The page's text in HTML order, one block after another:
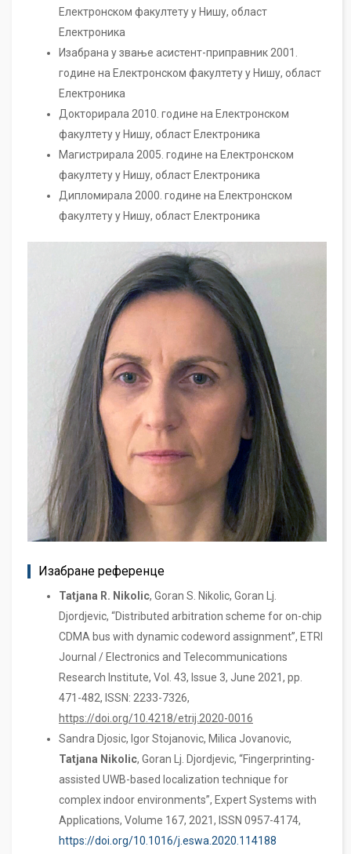
Електронском факултету у Нишу, област
Електроника
Изабрана у звање асистент-приправник 2001.
године на Електронском факултету у Нишу, област
Електроника
Докторирала 2010. године на Електронском
факултету у Нишу, област Електроника
Магистрирала 2005. године на Електронском
факултету у Нишу, област Електроника
Дипломирала 2000. године на Електронском
факултету у Нишу, област Електроника
Изабране референце
Tatjana R. Nikolic, Goran S. Nikolic, Goran Lj.
Djordjevic, “Distributed arbitration scheme for on-chip
CDMA bus with dynamic codeword assignment”, ETRI
Journal / Electronics and Telecommunications
Research Institute, Vol. 43, Issue 3, June 2021, pp.
471-482, ISSN: 2233-7326,
https://doi.org/10.4218/etrij.2020-0016
Sandra Djosic, Igor Stojanovic, Milica Jovanovic,
Tatjana Nikolic, Goran Lj. Djordjevic, “Fingerprinting-
assisted UWB-based localization technique for
complex indoor environments”, Expert Systems with
Applications, Volume 167, 2021, ISSN 0957-4174,
https://doi.org/10.1016/j.eswa.2020.114188